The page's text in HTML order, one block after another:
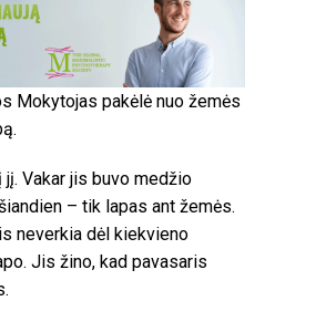
Mokytojas pakėlė nuo žemės
jį. Vakar jis buvo medžio
– tik lapas ant žemės.
neverkia dėl kiekvieno
Jis žino, kad pavasaris